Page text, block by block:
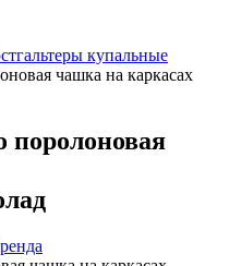
купальные
чашка на каркасах